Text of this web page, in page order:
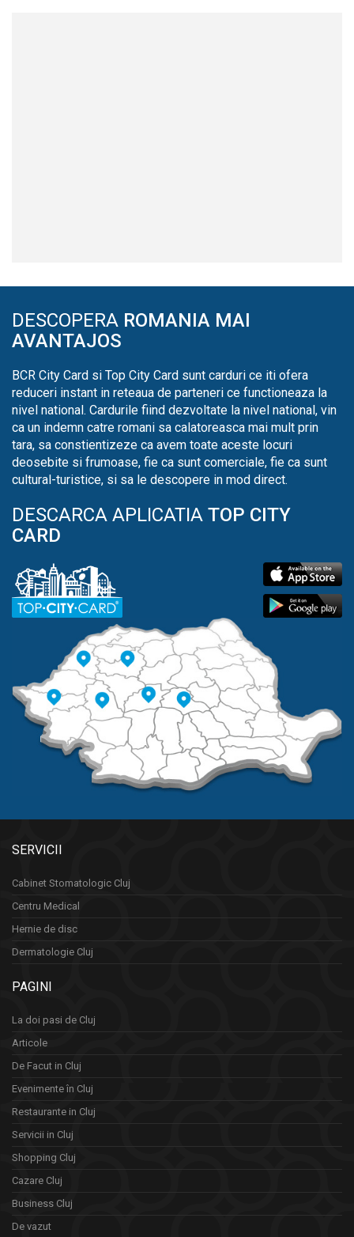
DESCOPERA ROMANIA MAI
AVANTAJOS
BCR City Card si Top City Card sunt carduri ce iti ofera
reduceri instant in reteaua de parteneri ce functioneaza la
nivel national. Cardurile fiind dezvoltate la nivel national, vin
ca un indemn catre romani sa calatoreasca mai mult prin
tara, sa constientizeze ca avem toate aceste locuri
deosebite si frumoase, fie ca sunt comerciale, fie ca sunt
cultural-turistice, si sa le descopere in mod direct.
DESCARCA APLICATIA TOP CITY
CARD
SERVICII
Cabinet Stomatologic Cluj
Centru Medical
Hernie de disc
Dermatologie Cluj
PAGINI
La doi pasi de Cluj
Articole
De Facut in Cluj
Evenimente în Cluj
Restaurante in Cluj
Servicii in Cluj
Shopping Cluj
Cazare Cluj
Business Cluj
De vazut